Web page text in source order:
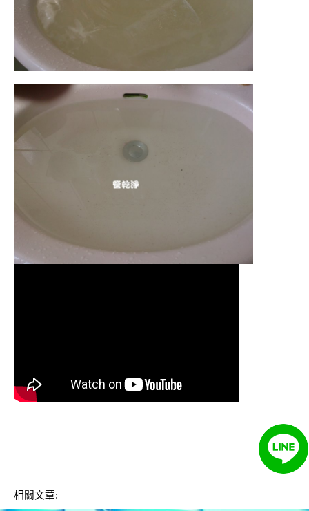
清洗水管 水管清洗 洗水管 熱水管堵塞
相關文章: